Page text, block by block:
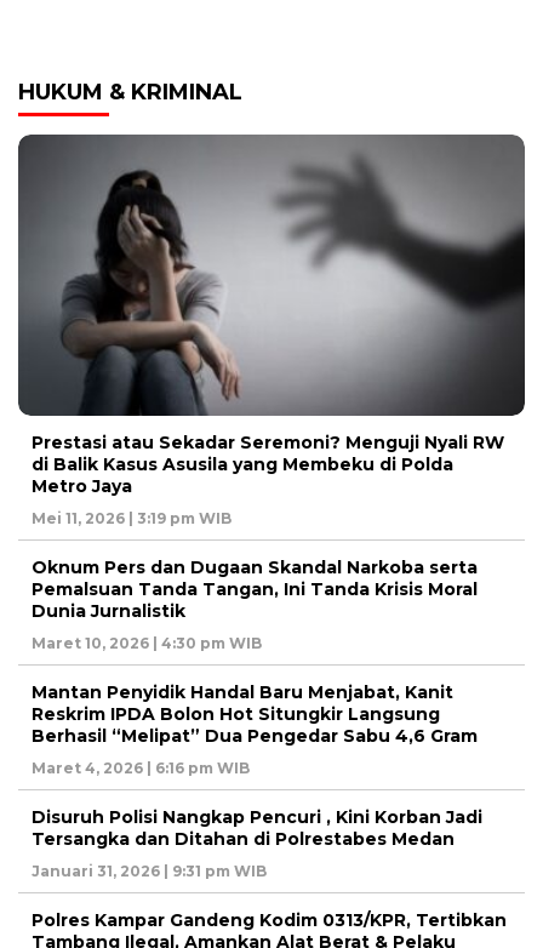
HUKUM & KRIMINAL
Prestasi atau Sekadar Seremoni? Menguji Nyali RW
di Balik Kasus Asusila yang Membeku di Polda
Metro Jaya
Mei 11, 2026 | 3:19 pm WIB
Oknum Pers dan Dugaan Skandal Narkoba serta
Pemalsuan Tanda Tangan, Ini Tanda Krisis Moral
Dunia Jurnalistik
Maret 10, 2026 | 4:30 pm WIB
Mantan Penyidik Handal Baru Menjabat, Kanit
Reskrim IPDA Bolon Hot Situngkir Langsung
Berhasil “Melipat” Dua Pengedar Sabu 4,6 Gram
Maret 4, 2026 | 6:16 pm WIB
Disuruh Polisi Nangkap Pencuri , Kini Korban Jadi
Tersangka dan Ditahan di Polrestabes Medan
Januari 31, 2026 | 9:31 pm WIB
Polres Kampar Gandeng Kodim 0313/KPR, Tertibkan
Tambang Ilegal, Amankan Alat Berat & Pelaku